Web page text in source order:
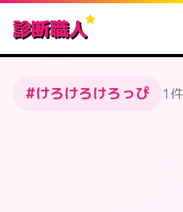
診断職人
#けろけろけろっぴ 1